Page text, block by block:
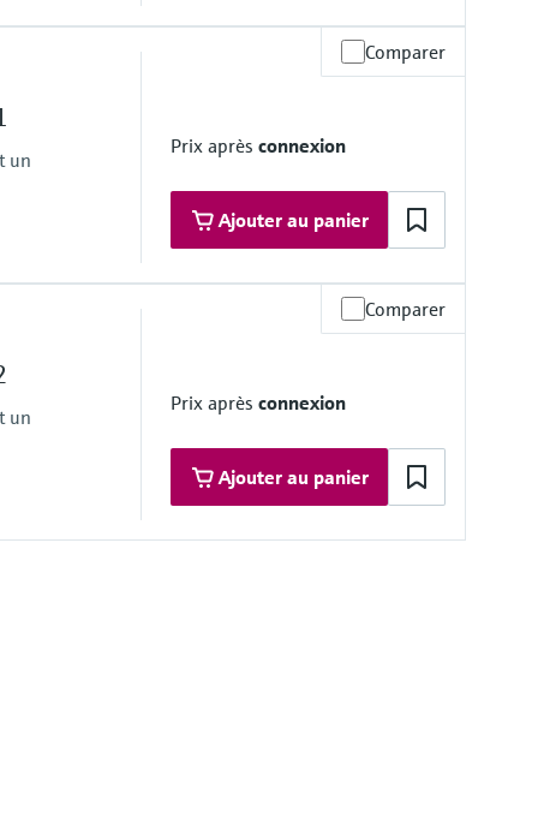
de process
Comparer
un
Prix après connexion
Ajouter au panier
de process
Comparer
un
Prix après connexion
Ajouter au panier
de process